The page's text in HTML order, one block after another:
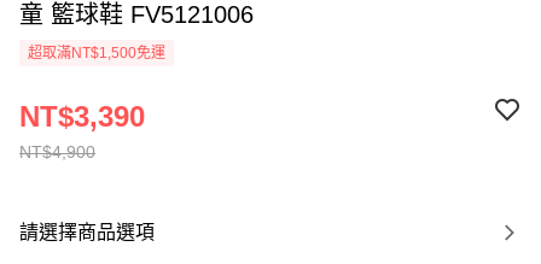
童 籃球鞋 FV5121006
超取滿NT$1,500免運
NT$4,900
NT$3,390
請選擇商品選項